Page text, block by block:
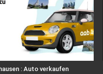
: Auto verkaufen